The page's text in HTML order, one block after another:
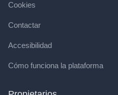
Cookies
Contactar
Accesibilidad
Cómo funciona la plataforma